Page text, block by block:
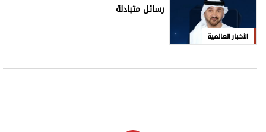
الأخبار العالمية
رسائل متبادلة